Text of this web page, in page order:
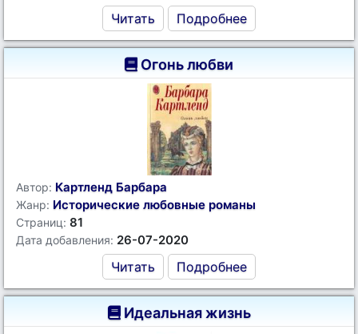
Читать Подробнее
Огонь любви
Автор: Картленд Барбара
Жанр: Исторические любовные романы
Страниц: 81
Дата добавления: 26-07-2020
Читать Подробнее
Идеальная жизнь